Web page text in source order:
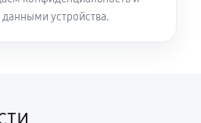
устройства.